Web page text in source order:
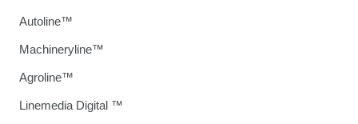
Autoline™
Machineryline™
Agroline™
Linemedia Digital ™